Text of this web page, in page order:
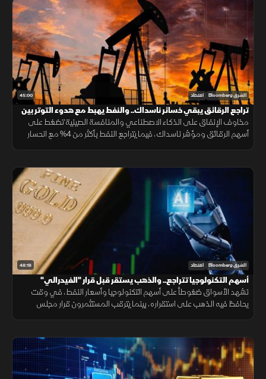
45:00 الشرق Bloomberg اقتصاد
تراجع الرقائق يبقي خسائر ناسداك.. والنفط يهبط مع هدوء التوتر بين
واشنطن وطهران
مخاوف الإنفاق على الذكاء الاصطناعي والمنافسة الصينية تضغط على
أسهم الرقائق ومؤشر ناسداك، فيما يتراجع النفط بأكثر من 4% مع انحسار
48:18 الشرق Bloomberg اقتصاد
أسهم التكنولوجيا تتراجع.. والذهب يستقر قبل قرار "الفيدرالي"
تشهد الأسواق ضغوطاً على أسهم التكنولوجيا وأسعار النفط، في وقت
يحافظ فيه الذهب على استقراره، بينما يترقب المستثمرون قرار مجلس